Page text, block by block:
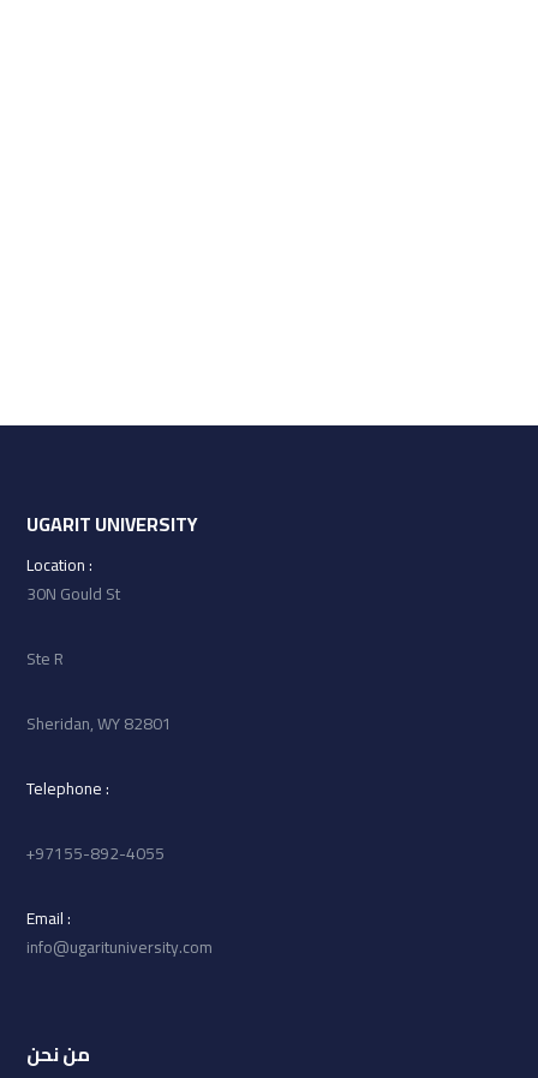
UGARIT UNIVERSITY
: Location
30N Gould St
Ste R
Sheridan, WY 82801
: Telephone
97155-892-4055+
: Email
info@ugarituniversity.com
من نحن